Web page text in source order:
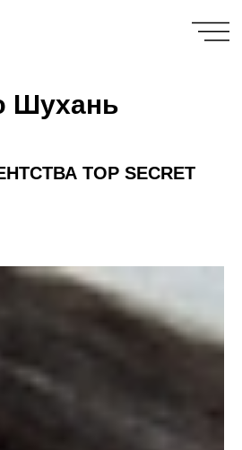
Шухань
TOP SECRET